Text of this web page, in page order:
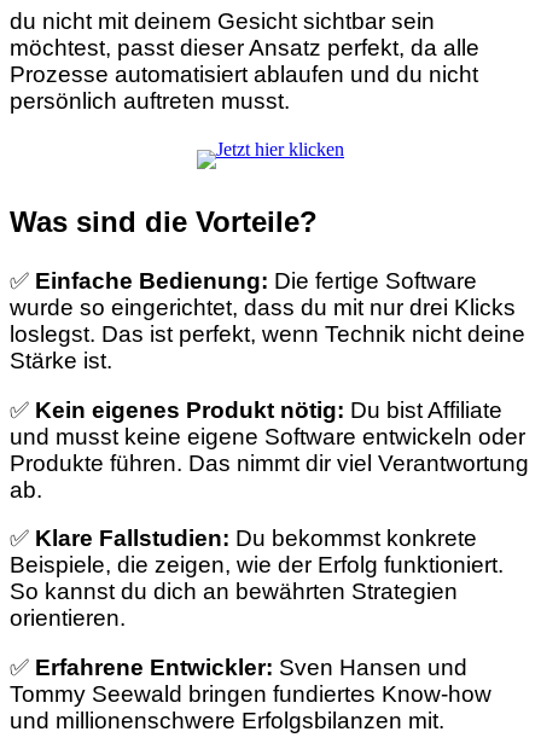
du nicht mit deinem Gesicht sichtbar sein
möchtest, passt dieser Ansatz perfekt, da alle
Prozesse automatisiert ablaufen und du nicht
persönlich auftreten musst.
Was sind die Vorteile?
✅ Einfache Bedienung: Die fertige Software
wurde so eingerichtet, dass du mit nur drei Klicks
loslegst. Das ist perfekt, wenn Technik nicht deine
Stärke ist.
✅ Kein eigenes Produkt nötig: Du bist Affiliate
und musst keine eigene Software entwickeln oder
Produkte führen. Das nimmt dir viel Verantwortung
ab.
✅ Klare Fallstudien: Du bekommst konkrete
Beispiele, die zeigen, wie der Erfolg funktioniert.
So kannst du dich an bewährten Strategien
orientieren.
✅ Erfahrene Entwickler: Sven Hansen und
Tommy Seewald bringen fundiertes Know-how
und millionenschwere Erfolgsbilanzen mit.